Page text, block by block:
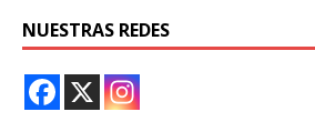
NUESTRAS REDES